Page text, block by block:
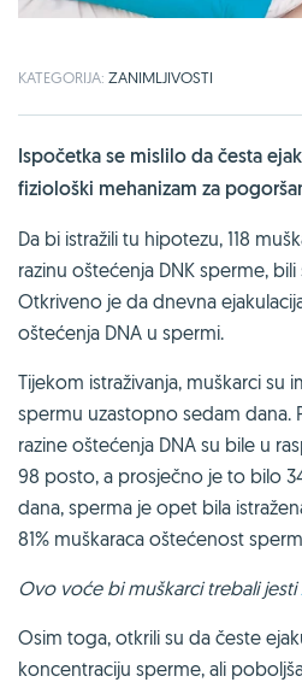
KATEGORIJA: ZANIMLJIVOSTI
Ispočetka se mislilo da česta
fiziološki mehanizam za
Da bi istražili tu hipotezu, 118
razinu oštećenja DNK sperme,
Otkriveno je da dnevna
oštećenja DNA u spermi.
Tijekom istraživanja, muškarci su
spermu uzastopno sedam dana.
razine oštećenja DNA su bile u
98 posto, a prosječno je to bilo
dana, sperma je opet bila
81% muškaraca oštećenost
Ovo voće bi muškarci trebali jesti
Osim toga, otkrili su da česte
koncentraciju sperme, ali